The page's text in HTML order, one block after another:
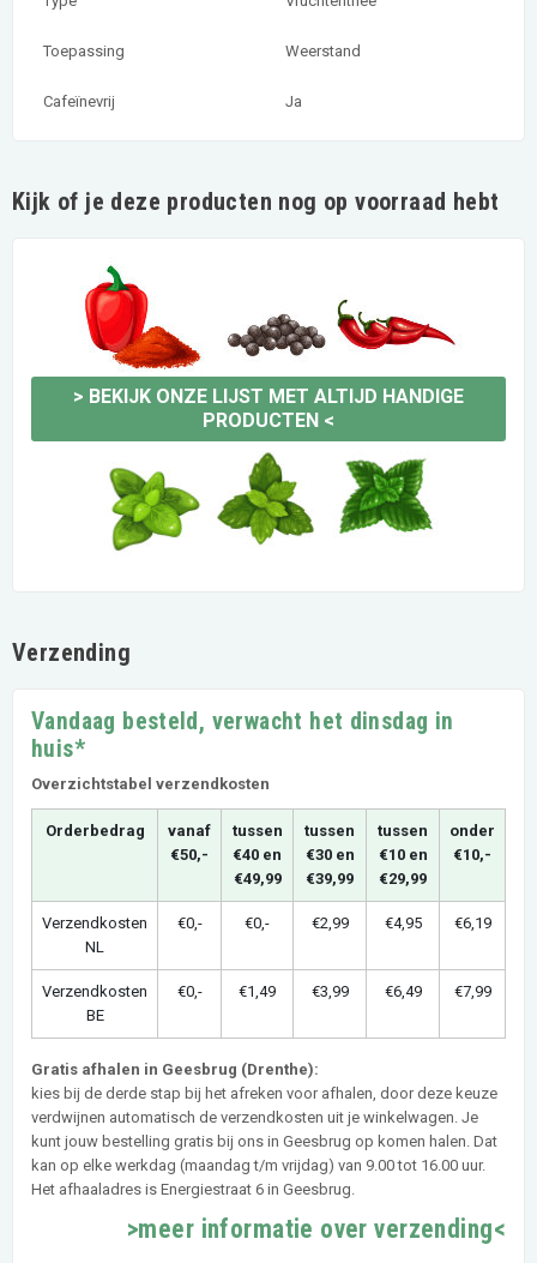
Toepassing Weerstand
Cafeïnevrij Ja
Kijk of je deze producten nog op voorraad hebt
> BEKIJK ONZE LIJST MET ALTIJD HANDIGE
PRODUCTEN <
Verzending
Vandaag besteld, verwacht het dinsdag in
huis*
Overzichtstabel verzendkosten
Orderbedrag
vanaf
€50,-
tussen
€40 en
€49,99
tussen
€30 en
€39,99
tussen
€10 en
€29,99
onder
€10,-
Verzendkosten
NL
€0,- €0,- €2,99 €4,95 €6,19
Verzendkosten
BE
€0,- €1,49 €3,99 €6,49 €7,99
Gratis afhalen in Geesbrug (Drenthe):
kies bij de derde stap bij het afreken voor afhalen, door deze keuze
verdwijnen automatisch de verzendkosten uit je winkelwagen. Je
kunt jouw bestelling gratis bij ons in Geesbrug op komen halen. Dat
kan op elke werkdag (maandag t/m vrijdag) van 9.00 tot 16.00 uur.
Het afhaaladres is Energiestraat 6 in Geesbrug.
>meer informatie over verzending<